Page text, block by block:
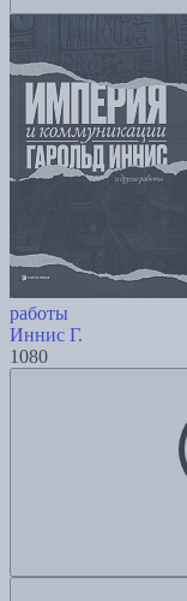
работы
Иннис Г.
1080